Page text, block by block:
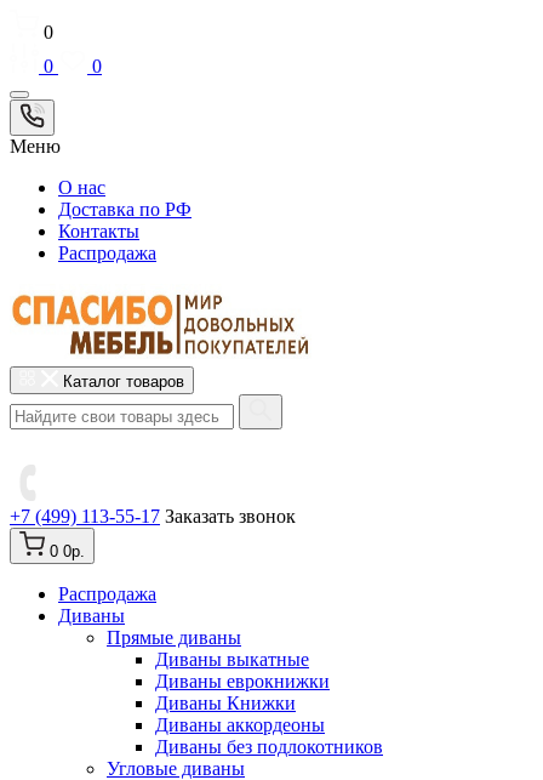
0
0
0
Меню
О нас
Доставка по РФ
Контакты
Распродажа
Каталог товаров
+7 (499) 113-55-17 Заказать звонок
0 0р.
Распродажа
Диваны
Прямые диваны
Диваны выкатные
Диваны еврокнижки
Диваны Книжки
Диваны аккордеоны
Диваны без подлокотников
Угловые диваны